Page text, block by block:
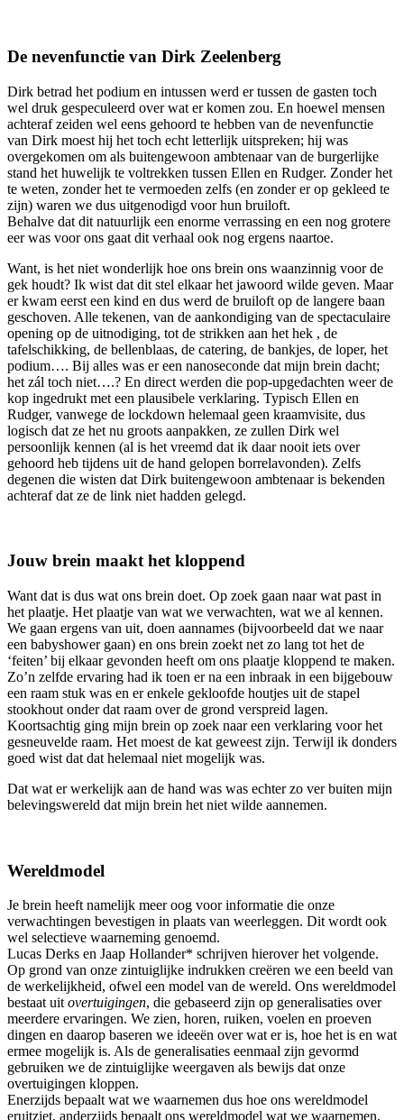
De nevenfunctie van Dirk Zeelenberg
Dirk betrad het podium en intussen werd er tussen de gasten toch
wel druk gespeculeerd over wat er komen zou. En hoewel mensen
achteraf zeiden wel eens gehoord te hebben van de nevenfunctie
van Dirk moest hij het toch echt letterlijk uitspreken; hij was
overgekomen om als buitengewoon ambtenaar van de burgerlijke
stand het huwelijk te voltrekken tussen Ellen en Rudger. Zonder het
te weten, zonder het te vermoeden zelfs (en zonder er op gekleed te
zijn) waren we dus uitgenodigd voor hun bruiloft.
Behalve dat dit natuurlijk een enorme verrassing en een nog grotere
eer was voor ons gaat dit verhaal ook nog ergens naartoe.
Want, is het niet wonderlijk hoe ons brein ons waanzinnig voor de
gek houdt? Ik wist dat dit stel elkaar het jawoord wilde geven. Maar
er kwam eerst een kind en dus werd de bruiloft op de langere baan
geschoven. Alle tekenen, van de aankondiging van de spectaculaire
opening op de uitnodiging, tot de strikken aan het hek , de
tafelschikking, de bellenblaas, de catering, de bankjes, de loper, het
podium…. Bij alles was er een nanoseconde dat mijn brein dacht;
het zál toch niet….? En direct werden die pop-upgedachten weer de
kop ingedrukt met een plausibele verklaring. Typisch Ellen en
Rudger, vanwege de lockdown helemaal geen kraamvisite, dus
logisch dat ze het nu groots aanpakken, ze zullen Dirk wel
persoonlijk kennen (al is het vreemd dat ik daar nooit iets over
gehoord heb tijdens uit de hand gelopen borrelavonden). Zelfs
degenen die wisten dat Dirk buitengewoon ambtenaar is bekenden
achteraf dat ze de link niet hadden gelegd.
Jouw brein maakt het kloppend
Want dat is dus wat ons brein doet. Op zoek gaan naar wat past in
het plaatje. Het plaatje van wat we verwachten, wat we al kennen.
We gaan ergens van uit, doen aannames (bijvoorbeeld dat we naar
een babyshower gaan) en ons brein zoekt net zo lang tot het de
‘feiten’ bij elkaar gevonden heeft om ons plaatje kloppend te maken.
Zo’n zelfde ervaring had ik toen er na een inbraak in een bijgebouw
een raam stuk was en er enkele gekloofde houtjes uit de stapel
stookhout onder dat raam over de grond verspreid lagen.
Koortsachtig ging mijn brein op zoek naar een verklaring voor het
gesneuvelde raam. Het moest de kat geweest zijn. Terwijl ik donders
goed wist dat dat helemaal niet mogelijk was.
Dat wat er werkelijk aan de hand was was echter zo ver buiten mijn
belevingswereld dat mijn brein het niet wilde aannemen.
Wereldmodel
Je brein heeft namelijk meer oog voor informatie die onze
verwachtingen bevestigen in plaats van weerleggen. Dit wordt ook
wel selectieve waarneming genoemd.
Lucas Derks en Jaap Hollander* schrijven hierover het volgende.
Op grond van onze zintuiglijke indrukken creëren we een beeld van
de werkelijkheid, ofwel een model van de wereld. Ons wereldmodel
bestaat uitovertuigingen, die gebaseerd zijn op generalisaties over
meerdere ervaringen. We zien, horen, ruiken, voelen en proeven
dingen en daarop baseren we ideeën over wat er is, hoe het is en wat
ermee mogelijk is. Als de generalisaties eenmaal zijn gevormd
gebruiken we de zintuiglijke weergaven als bewijs dat onze
overtuigingen kloppen.
Enerzijds bepaalt wat we waarnemen dus hoe ons wereldmodel
eruitziet, anderzijds bepaalt ons wereldmodel wat we waarnemen,